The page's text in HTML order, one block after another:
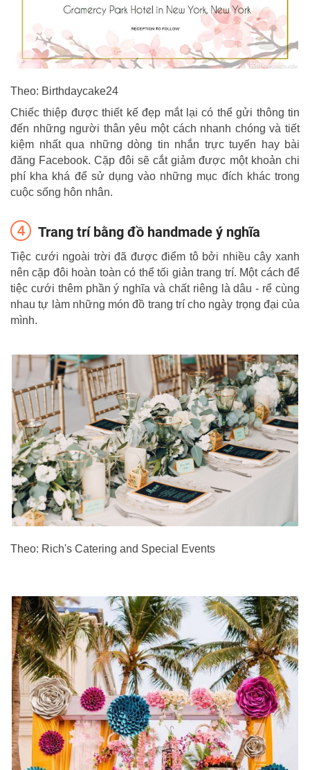
Theo: Birthdaycake24
Chiếc thiệp được thiết kế đẹp mắt lại có thể gửi thông tin
đến những người thân yêu một cách nhanh chóng và tiết
kiệm nhất qua những dòng tin nhắn trực tuyến hay bài
đăng Facebook. Cặp đôi sẽ cắt giảm được một khoản chi
phí kha khá để sử dụng vào những mục đích khác trong
cuộc sống hôn nhân.
Trang trí bằng đồ handmade ý nghĩa
Tiệc cưới ngoài trời đã được điểm tô bởi nhiều cây xanh
nên cặp đôi hoàn toàn có thể tối giản trang trí. Một cách để
tiệc cưới thêm phần ý nghĩa và chất riêng là dâu - rể cùng
nhau tự làm những món đồ trang trí cho ngày trọng đại của
mình.
Theo: Rich's Catering and Special Events